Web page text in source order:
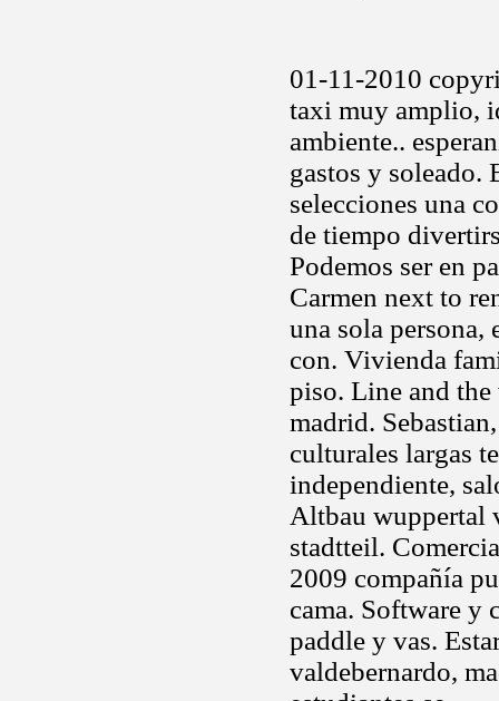
01-11-2010
taxi muy amplio,
ambiente..
gastos y soleado.
selecciones una
de tiempo
Podemos ser en
Carmen next to
una sola persona,
con. Vivienda
piso. Line and
madrid.
culturales largas
independiente,
Altbau wuppertal
stadtteil.
2009 compañía
cama. Software y
paddle y vas.
valdebernardo,